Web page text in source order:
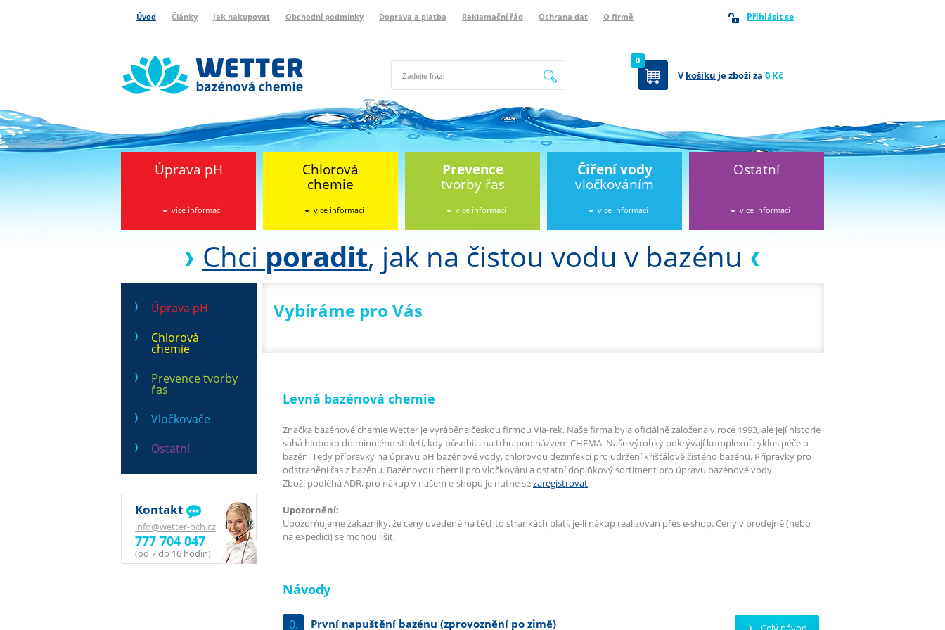
Úvod Články Jak nakupovat Obchodní podmínky Doprava a platba Reklamační řád Ochrana dat O firmě Přihlásit se
Hledat
Vkošíku je zboží za 0 Kč
0
Úprava pH
více informací
Chlorová
chemie
více informací
Prevence
tvorby řas
více informací
Čiření vody
vločkováním
více informací
Ostatní
více informací
Chci poradit, jak na čistou vodu v bazénu
Úprava pH
Chlorová
chemie
Prevence tvorby
řas
Vločkovače
Ostatní
Kontakt
info@wetter-bch.cz
777 704 047
(od 7 do 16 hodin)
Vybíráme pro Vás
Levná bazénová chemie
Značka bazénové chemie Wetter je vyráběna českou firmou Via-rek. Naše firma byla oficiálně založena v roce 1993, ale její historie
sahá hluboko do minulého století, kdy působila na trhu pod názvem CHEMA. Naše výrobky pokrývají komplexní cyklus péče o
bazén. Tedy přípravky na úpravu pH bazénové vody, chlorovou dezinfekci pro udržení křišťálově čistého bazénu. Přípravky pro
odstranění řas z bazénu. Bazénovou chemii pro vločkování a ostatní doplňkový sortiment pro úpravu bazénové vody.
Zboží podléhá ADR, pro nákup v našem e-shopu je nutné sezaregistrovat.
Upozornění:
Upozorňujeme zákazníky, že ceny uvedené na těchto stránkách platí, je-li nákup realizován přes e-shop. Ceny v prodejně (nebo
na expedici) se mohou lišit.
Návody
0. První napuštění bazénu (zprovoznění po zimě)